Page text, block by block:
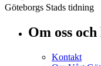
Göteborgs Stads tidning
Om oss
Kontakt